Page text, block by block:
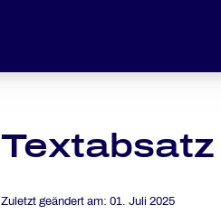
Textabsatz
Zuletzt geändert am:01. Juli 2025